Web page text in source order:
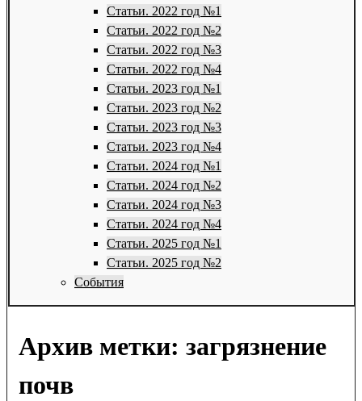
Статьи. 2022 год №1
Статьи. 2022 год №2
Статьи. 2022 год №3
Статьи. 2022 год №4
Статьи. 2023 год №1
Статьи. 2023 год №2
Статьи. 2023 год №3
Статьи. 2023 год №4
Статьи. 2024 год №1
Статьи. 2024 год №2
Статьи. 2024 год №3
Статьи. 2024 год №4
Статьи. 2025 год №1
Статьи. 2025 год №2
События
Архив метки: загрязнение
почв